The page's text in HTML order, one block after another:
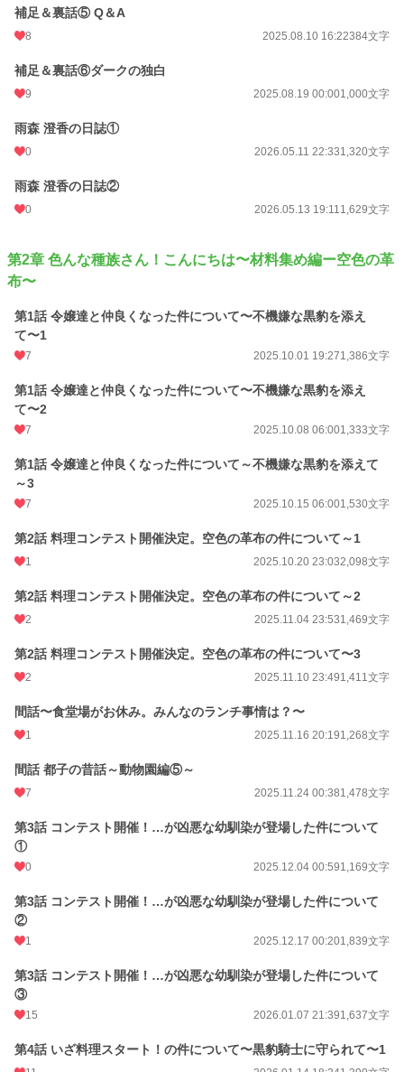
補足＆裏話⑤ Q＆A
8 2025.08.10 16:22384文字
補足＆裏話⑥ダークの独白
9 2025.08.19 00:001,000文字
雨森 澄香の日誌①
0 2026.05.11 22:331,320文字
雨森 澄香の日誌②
0 2026.05.13 19:111,629文字
第2章 色んな種族さん！こんにちは〜材料集め編ー空色の革
布〜
第1話 令嬢達と仲良くなった件について〜不機嫌な黒豹を添え
て〜1
7 2025.10.01 19:271,386文字
第1話 令嬢達と仲良くなった件について〜不機嫌な黒豹を添え
て〜2
7 2025.10.08 06:001,333文字
第1話 令嬢達と仲良くなった件について～不機嫌な黒豹を添えて
～3
7 2025.10.15 06:001,530文字
第2話 料理コンテスト開催決定。空色の革布の件について～1
1 2025.10.20 23:032,098文字
第2話 料理コンテスト開催決定。空色の革布の件について～2
2 2025.11.04 23:531,469文字
第2話 料理コンテスト開催決定。空色の革布の件について〜3
2 2025.11.10 23:491,411文字
間話〜食堂場がお休み。みんなのランチ事情は？〜
1 2025.11.16 20:191,268文字
間話 都子の昔話～動物園編⑤～
7 2025.11.24 00:381,478文字
第3話 コンテスト開催！…が凶悪な幼馴染が登場した件について
①
0 2025.12.04 00:591,169文字
第3話 コンテスト開催！…が凶悪な幼馴染が登場した件について
②
1 2025.12.17 00:201,839文字
第3話 コンテスト開催！…が凶悪な幼馴染が登場した件について
③
15 2026.01.07 21:391,637文字
第4話 いざ料理スタート！の件について〜黒豹騎士に守られて〜1